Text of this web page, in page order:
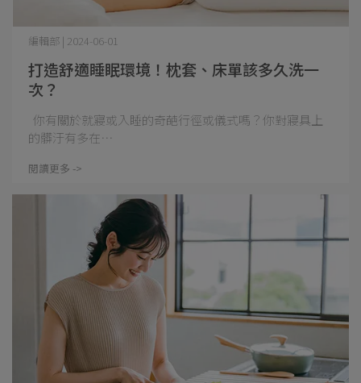
打造舒適睡眠環境！枕套、床單該多久洗一
次？
編輯部 | 2024-06-01
你有關於就寢或入睡的奇葩行徑或儀式嗎？你對寢具上
的髒汙有多在⋯
閱讀更多 ->